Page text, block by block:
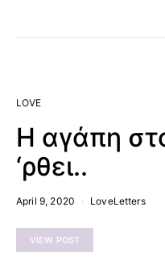
LOVE
Η αγάπη
‘ρθει..
April 9, 2020 LoveLetters
VIEW POST